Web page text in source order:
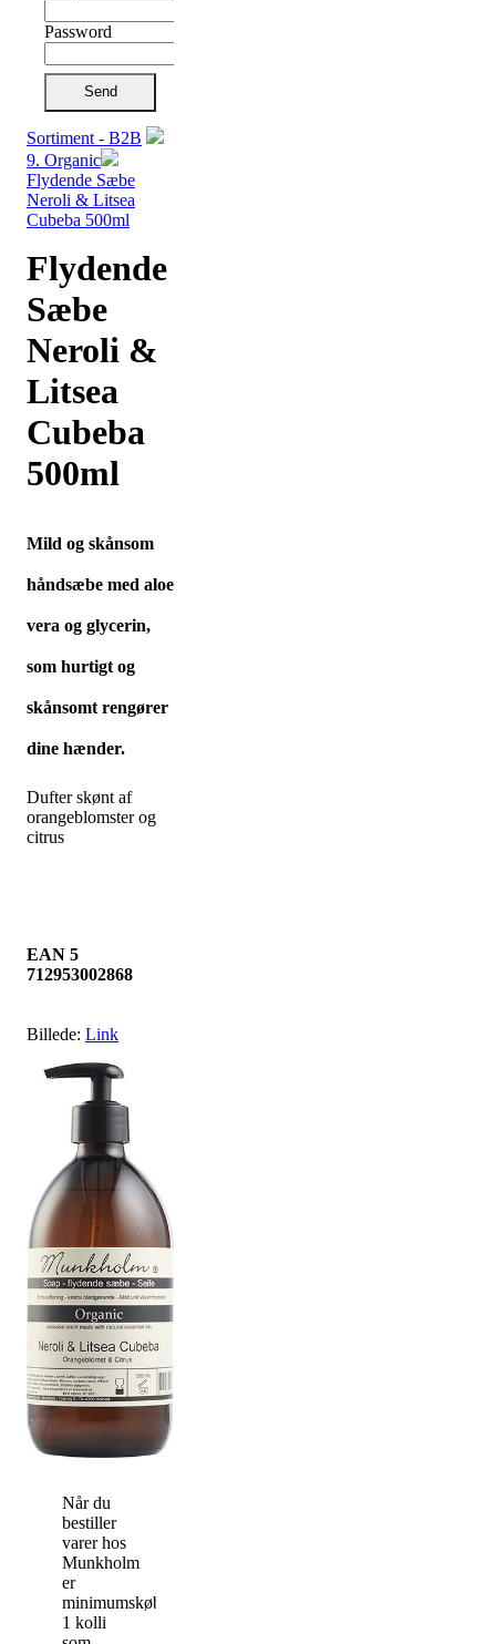
Password
Send
Sortiment - B2B
9. Organic
Flydende Sæbe
Neroli & Litsea
Cubeba 500ml
Flydende
Sæbe
Neroli &
Litsea
Cubeba
500ml
Mild og skånsom
håndsæbe med aloe
vera og glycerin,
som hurtigt og
skånsomt rengører
dine hænder.
Dufter skønt af
orangeblomster og
citrus
EAN 5
712953002868
Billede: Link
Når du
bestiller
varer hos
Munkholm
er
minimumskøbet
1 kolli